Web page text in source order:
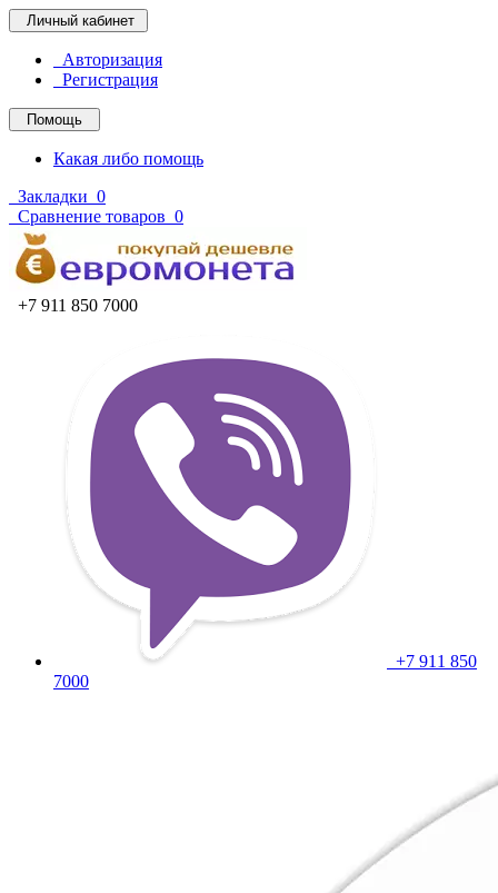
Личный кабинет
Авторизация
Регистрация
Помощь
Какая либо помощь
Закладки 0
Сравнение товаров 0
+7 911 850 7000
+7 911 850
7000